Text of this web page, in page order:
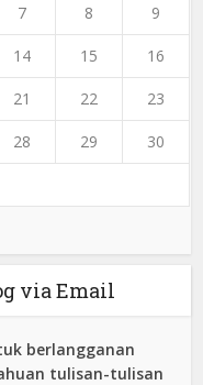
7 8 9
14 15 16
21 22 23
28 29 30
via Email
berlangganan
tulisan-tulisan